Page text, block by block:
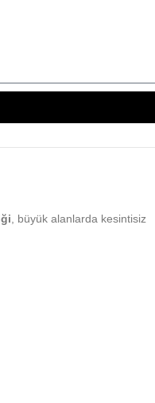
, büyük alanlarda kesintisiz